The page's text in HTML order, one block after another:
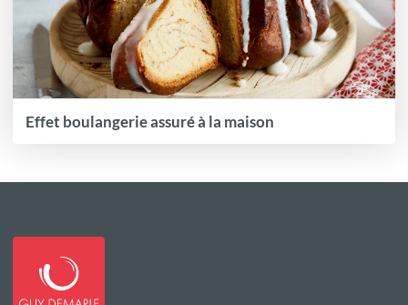
Effet boulangerie assuré à la maison